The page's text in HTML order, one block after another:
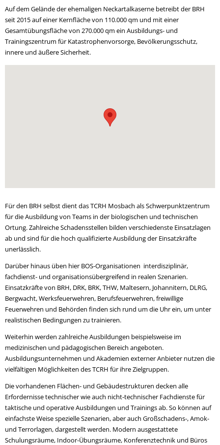
Auf dem Gelände der ehemaligen Neckartalkaserne betreibt der BRH
seit 2015 auf einer Kernfläche von 110.000 qm und mit einer
Gesamtübungsfläche von 270.000 qm ein Ausbildungs- und
Trainingszentrum für Katastrophenvorsorge, Bevölkerungsschutz,
innere und äußere Sicherheit.
Für den BRH selbst dient das TCRH Mosbach als Schwerpunktzentrum
für die Ausbildung von Teams in der biologischen und technischen
Ortung. Zahlreiche Schadensstellen bilden verschiedenste Einsatzlagen
ab und sind für die hoch qualifizierte Ausbildung der Einsatzkräfte
unerlässlich.
Darüber hinaus üben hier BOS-Organisationen interdisziplinär,
fachdienst- und organisationsübergreifend in realen Szenarien.
Einsatzkräfte von BRH, DRK, BRK, THW, Maltesern, Johannitern, DLRG,
Bergwacht, Werksfeuerwehren, Berufsfeuerwehren, freiwillige
Feuerwehren und Behörden finden sich rund um die Uhr ein, um unter
realistischen Bedingungen zu trainieren.
Weiterhin werden zahlreiche Ausbildungen beispielsweise im
medizinischen und pädagogischen Bereich angeboten.
Ausbildungsunternehmen und Akademien externer Anbieter nutzen die
vielfältigen Möglichkeiten des TCRH für ihre Zielgruppen.
Die vorhandenen Flächen- und Gebäudestrukturen decken alle
Erfordernisse technischer wie auch nicht-technischer Fachdienste für
taktische und operative Ausbildungen und Trainings ab. So können auf
einfachste Weise spezielle Szenarien, aber auch Großschadens-, Amok-
und Terrorlagen, dargestellt werden. Modern ausgestattete
Schulungsräume, Indoor-Übungsräume, Konferenztechnik und Büros